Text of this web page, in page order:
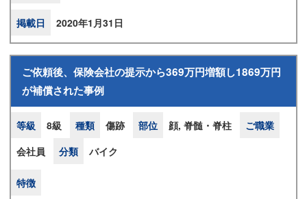
掲載日 2020年1月31日
ご依頼後、保険会社の提示から369万円増額し1869万円
が補償された事例
等級 8級 種類 傷跡 部位 顔, 脊髄・脊柱
ご職業
会社員
分類 バイク
特徴